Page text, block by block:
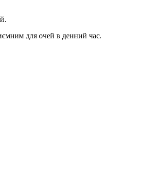
для очей в денний час.